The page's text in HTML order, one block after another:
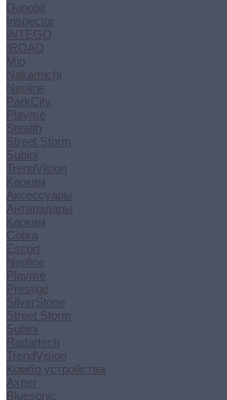
Dunobil
Inspector
INTEGO
IROAD
Mio
Nakamichi
Neoline
ParkCity
Playme
Stealth
Street Storm
Subini
TrendVision
Каркам
Аксессуары
Антирадары
Каркам
Cobra
Escort
Neoline
Playme
Prestige
SilverStone
Street Storm
Subini
Radartech
TrendVision
Комбо устройства
Axper
Bluesonic